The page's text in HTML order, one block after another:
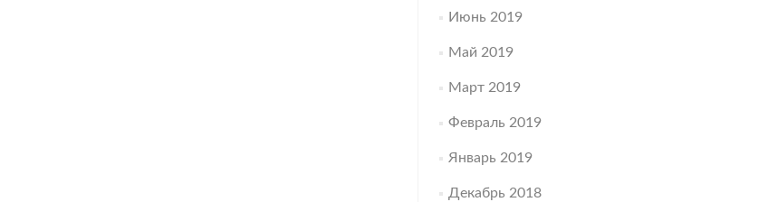
Июнь 2019
Май 2019
Март 2019
Февраль 2019
Январь 2019
Декабрь 2018